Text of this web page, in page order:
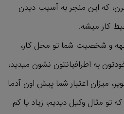
که این منجر به آسیب دیدن
کار میشه.
و شخصیت شما تو محل کار،
به اطرافیانتون نشون میدید،
میزان اعتبار شما پیش اون آدما
تو مثال وکیل دیدیم، زیاد یا کم